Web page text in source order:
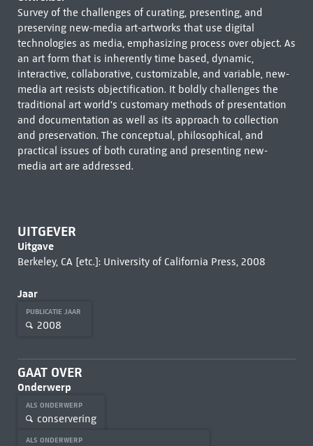
Survey of the challenges of curating, presenting, and
preserving new-media art-artworks that use digital
technologies as media, emphasizing process over object. As
an art form that is inherently time based, dynamic,
interactive, collaborative, customizable, and variable, new-
media art resists objectification. It boldly challenges the
traditional art world's customary methods of presentation
and documentation as well as its approach to collection
and preservation. The conceptual, philosophical, and
practical issues of both curating and presenting new-
media art are addressed.
UITGEVER
Uitgave
Berkeley, CA [etc.]: University of California Press, 2008
Jaar
PUBLICATIE JAAR
2008
GAAT OVER
Onderwerp
ALS ONDERWERP
conservering
ALS ONDERWERP